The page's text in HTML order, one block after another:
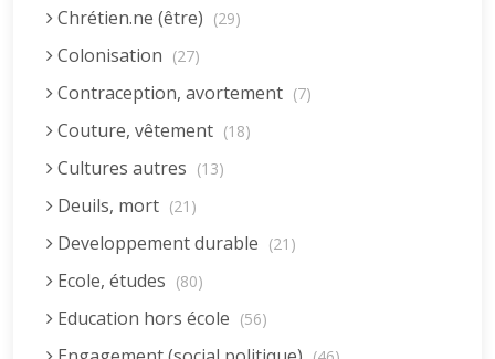
Chrétien.ne (être) (29)
Colonisation (27)
Contraception, avortement (7)
Couture, vêtement (18)
Cultures autres (13)
Deuils, mort (21)
Developpement durable (21)
Ecole, études (80)
Education hors école (56)